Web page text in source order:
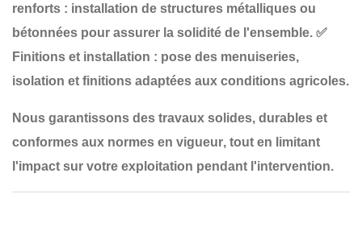
renforts : installation de structures métalliques ou
bétonnées pour assurer la solidité de l'ensemble. ✅
Finitions et installation : pose des menuiseries,
isolation et finitions adaptées aux conditions agricoles.
Nous garantissons des travaux solides, durables et
conformes aux normes en vigueur, tout en limitant
l'impact sur votre exploitation pendant l'intervention.